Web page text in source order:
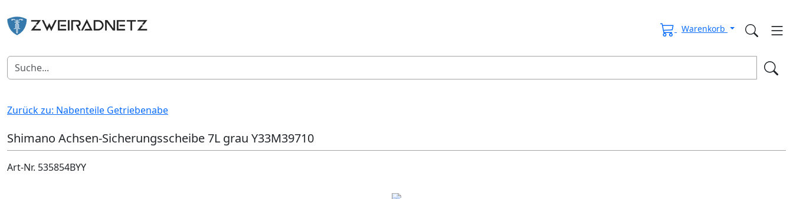
Warenkorb
Zurück zu: Nabenteile Getriebenabe
Shimano Achsen-Sicherungsscheibe 7L grau Y33M39710
Art-Nr. 535854BYY